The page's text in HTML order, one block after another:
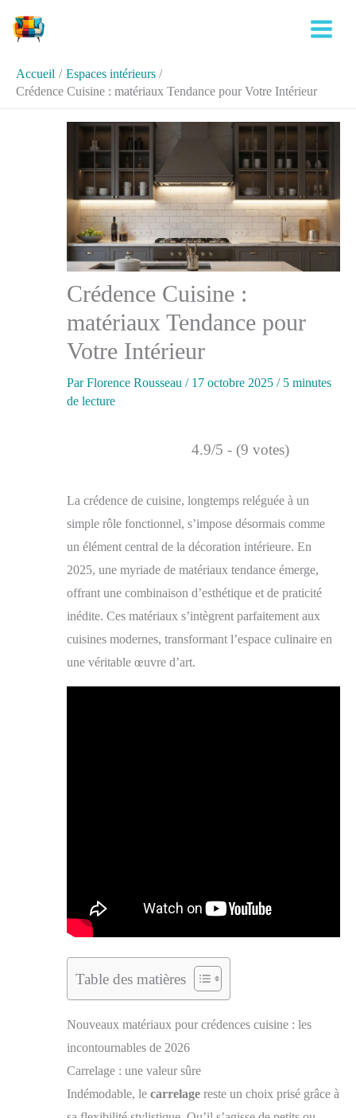
Accueil
Espaces intérieurs
Crédence Cuisine : matériaux Tendance pour Votre Intérieur
Crédence Cuisine :
matériaux Tendance pour
Votre Intérieur
ParFlorence Rousseau / 17 octobre 2025 / 5 minutes
de lecture
4.9/5 - (9 votes)
La crédence de cuisine, longtemps reléguée à un
simple rôle fonctionnel, s’impose désormais comme
un élément central de la décoration intérieure. En
2025, une myriade de matériaux tendance émerge,
offrant une combinaison d’esthétique et de praticité
inédite. Ces matériaux s’intègrent parfaitement aux
cuisines modernes, transformant l’espace culinaire en
une véritable œuvre d’art.
Table des matières
Nouveaux matériaux pour crédences cuisine : les
incontournables de 2026
Carrelage : une valeur sûre
Indémodable, le carrelage reste un choix prisé grâce à